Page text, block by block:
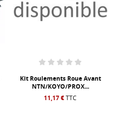
Kit Roulements Roue Avant
NTN/KOYO/PROX...
11,17 €TTC